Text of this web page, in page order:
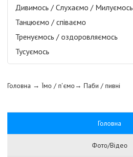
Дивимось / Слухаємо / Милуємось
Танцюємо / співаємо
Тренуємось / оздоровляємось
Тусуємось
Головна → Їмо / п’ємо→ Паби / пивні
Головна
Фото/Відео